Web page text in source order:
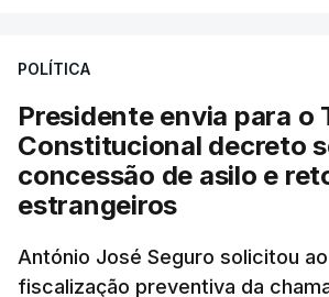
sistema mais simples, mais justo e
"Sempre que seja possível reduzir
eliminar sobreposições e garantir
chegam a quem mais necessita,
um passo na direção certa",
Presidente da República.
POLÍTICA
Presidente envia para o
Constitucional decreto
concessão de asilo e
estrangeiros
António José Seguro solicitou ao
fiscalização preventiva da